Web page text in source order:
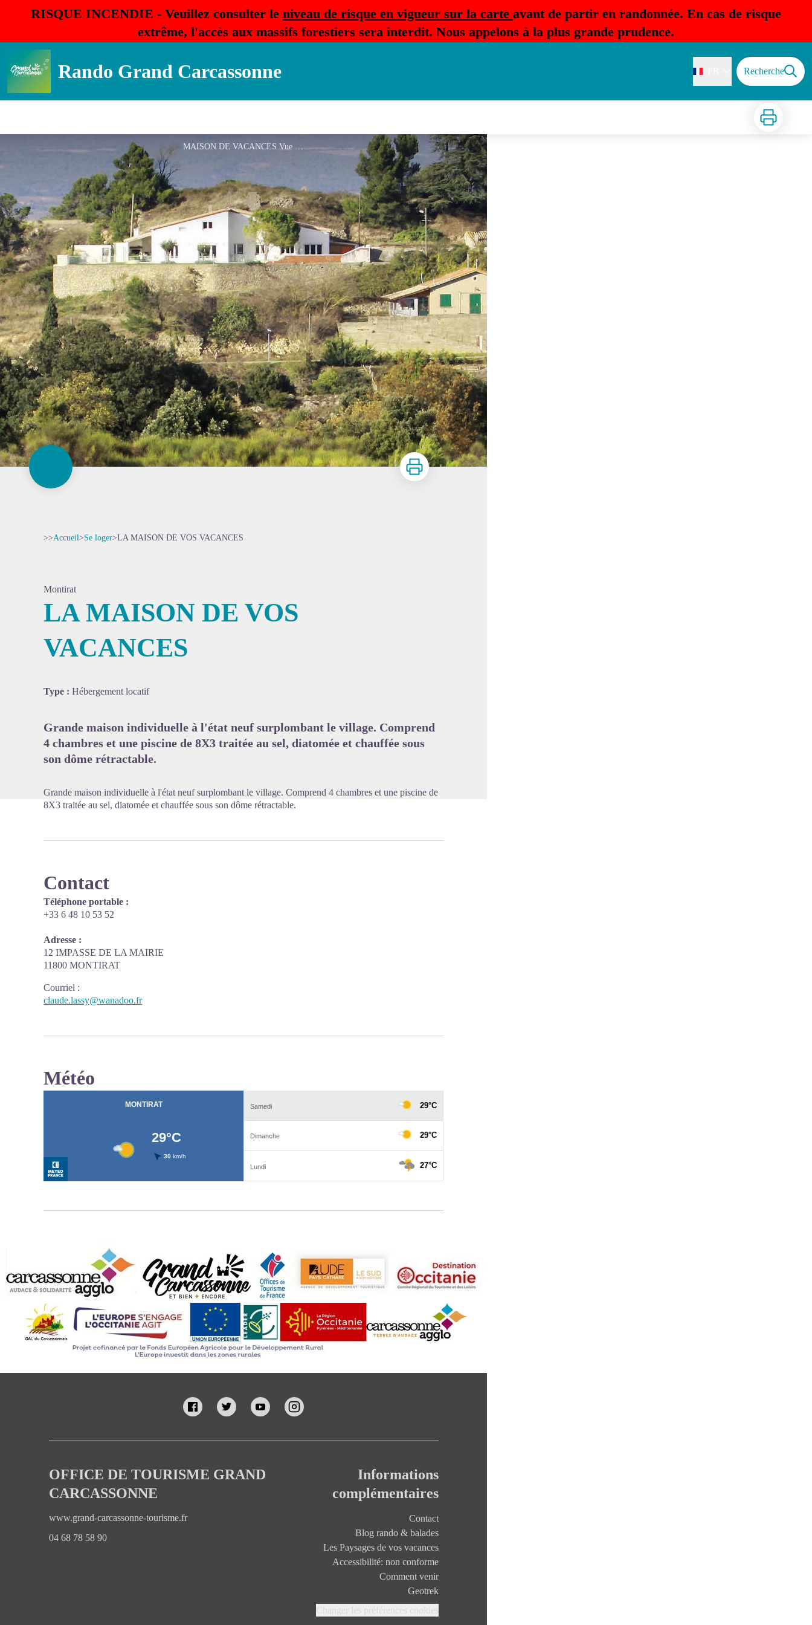
RISQUE INCENDIE - Veuillez consulter le niveau de risque en vigueur sur la carte avant de partir en randonnée. En cas de risque
extrême, l'accès aux massifs forestiers sera interdit. Nous appelons à la plus grande prudence.
Rando Grand Carcassonne Recherche
Imprimer
MAISON DE VACANCES Vue ext
Imprimer
>>Accueil>Se loger>LA MAISON DE VOS VACANCES
Montirat
LA MAISON DE VOS
VACANCES
Type : Hébergement locatif
Grande maison individuelle à l'état neuf surplombant le village. Comprend
4 chambres et une piscine de 8X3 traitée au sel, diatomée et chauffée sous
son dôme rétractable.
Grande maison individuelle à l'état neuf surplombant le village. Comprend 4 chambres et une piscine de
8X3 traitée au sel, diatomée et chauffée sous son dôme rétractable.
Contact
Téléphone portable :
+33 6 48 10 53 52
Adresse :
12 IMPASSE DE LA MAIRIE
11800 MONTIRAT
Courriel :
claude.lassy@wanadoo.fr
Météo
OFFICE DE TOURISME GRAND
CARCASSONNE
www.grand-carcassonne-tourisme.fr
04 68 78 58 90
Informations
complémentaires
Contact
Blog rando & balades
Les Paysages de vos vacances
Accessibilité: non conforme
Comment venir
Geotrek
Changer les préférences cookies